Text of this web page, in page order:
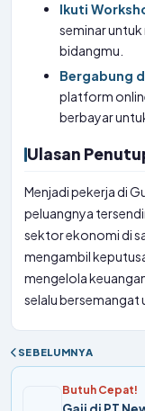
Ikuti
seminar
bidangmu.
Bergabung
platform
berbayar
Ulasan
Menjadi pekerja di
peluangnya
sektor ekonomi di
mengambil
mengelola
selalu bersemangat
SEBELUMNYA
Butuh Cepat!